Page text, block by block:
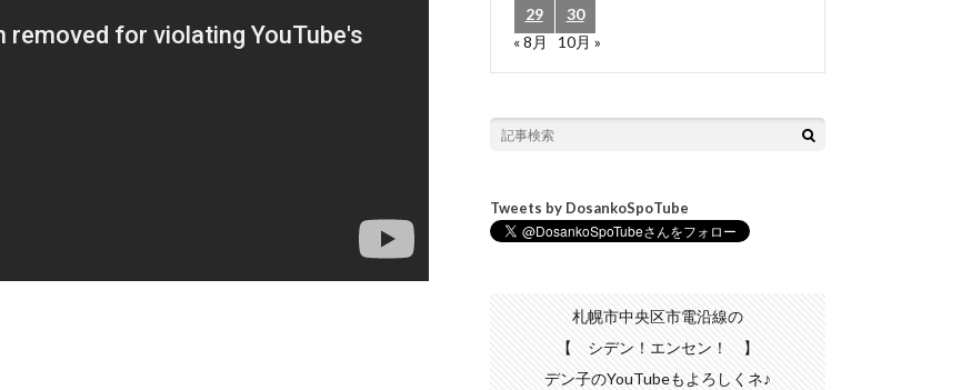
29
30
« 8月
10月 »
Tweets by DosankoSpoTube
札幌市中央区市電沿線の
【 シデン！エンセン！ 】
デン子のYouTubeもよろしくネ♪